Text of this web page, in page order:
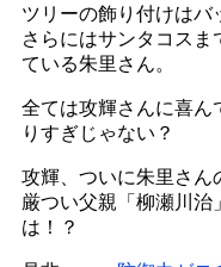
ツリーの飾り付けはバ
さらにはサンタコスま
ている朱里さん。
全ては攻輝さんに喜ん
りすぎじゃない？
攻輝、ついに朱里さん
厳つい父親「柳瀬川治
は！？